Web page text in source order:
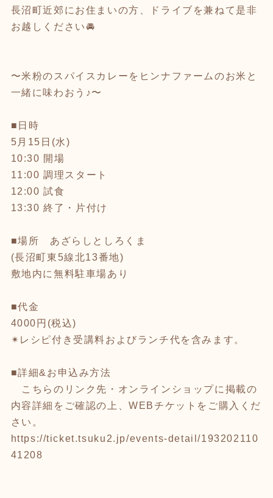
長沼町近郊にお住まいの方、ドライブを兼ねて是非
お越しください🚘
〜米粉のスパイスカレーをヒンナファームのお米と
一緒に味わおう♪〜
■日時
5月15日(水)
10:30 開場
11:00 調理スタート
12:00 試食
13:30 終了・片付け
■場所 あざらしとしろくま
(長沼町東5線北13番地)
敷地内に無料駐車場あり
■代金
4000円(税込)
✴︎レシピ付き受講料およびランチ代を含みます。
■詳細&お申込み方法
こちらのリンク先・オンラインショップに掲載の
内容詳細をご確認の上、WEBチケットをご購入くだ
さい。
https://ticket.tsuku2.jp/events-detail/193202110
41208